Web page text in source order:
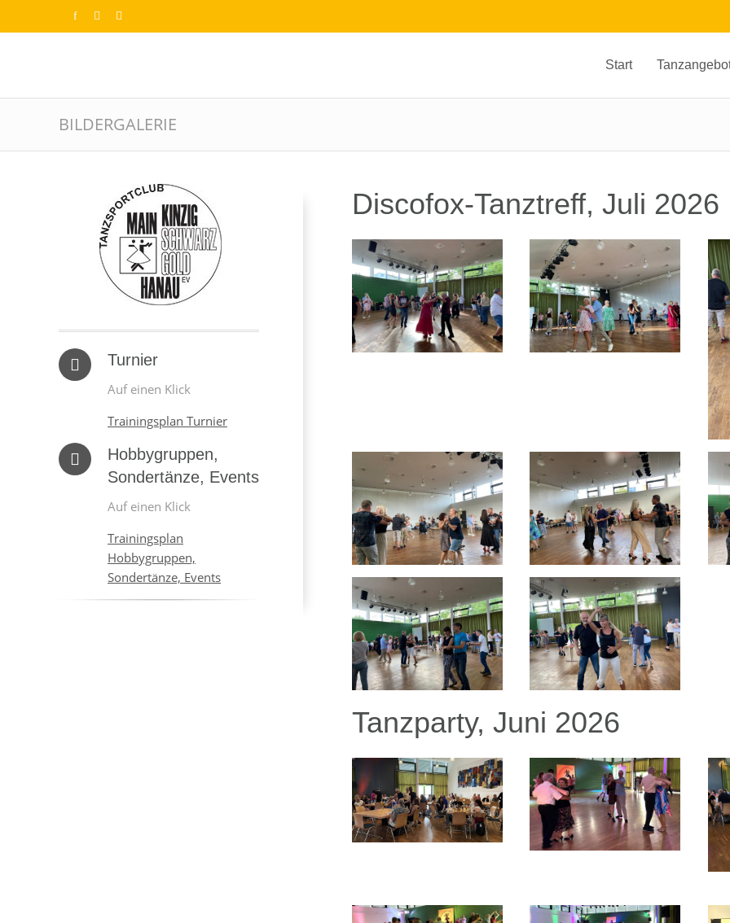
Start
BILDERGALERIE
Turnier
Auf einen Klick
Trainingsplan Turnier
Hobbygruppen,
Sondertänze, Events
Auf einen Klick
Trainingsplan
Hobbygruppen,
Sondertänze, Events
Discofox-Tanztreff, Juli 2026
Tanzparty, Juni 2026